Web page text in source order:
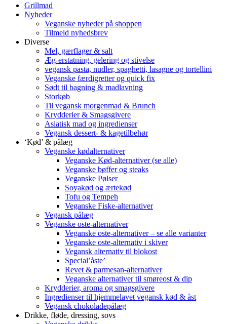
Grillmad
Nyheder
Veganske nyheder på shoppen
Tilmeld nyhedsbrev
Diverse
Mel, gærflager & salt
Æg-erstatning, gelering og stivelse
vegansk pasta, nudler, spaghetti, lasagne og tortellini
Veganske færdigretter og quick fix
Sødt til bagning & madlavning
Storkøb
Til vegansk morgenmad & Brunch
Krydderier & Smagsgivere
Asiatisk mad og ingredienser
Vegansk dessert- & kagetilbehør
‘Kød’ & pålæg
Veganske kødalternativer
Veganske Kød-alternativer (se alle)
Veganske bøffer og steaks
Veganske Pølser
Soyakød og ærtekød
Tofu og Tempeh
Veganske Fiske-alternativer
Vegansk pålæg
Veganske oste-alternativer
Veganske oste-alternativer – se alle varianter
Veganske oste-alternativ i skiver
Vegansk alternativ til blokost
Special’åste’
Revet & parmesan-alternativer
Veganske alternativer til smøreost & dip
Krydderier, aroma og smagsgivere
Ingredienser til hjemmelavet vegansk kød & åst
Vegansk chokoladepålæg
Drikke, fløde, dressing, sovs